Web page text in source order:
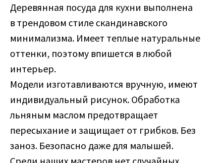
Деревянная посуда для кухни выполнена
в трендовом стиле скандинавского
минимализма. Имеет теплые натуральные
оттенки, поэтому впишется в любой
интерьер.
Модели изготавливаются вручную, имеют
индивидуальный рисунок. Обработка
льняным маслом предотвращает
пересыхание и защищает от грибков. Без
заноз. Безопасно даже для малышей.